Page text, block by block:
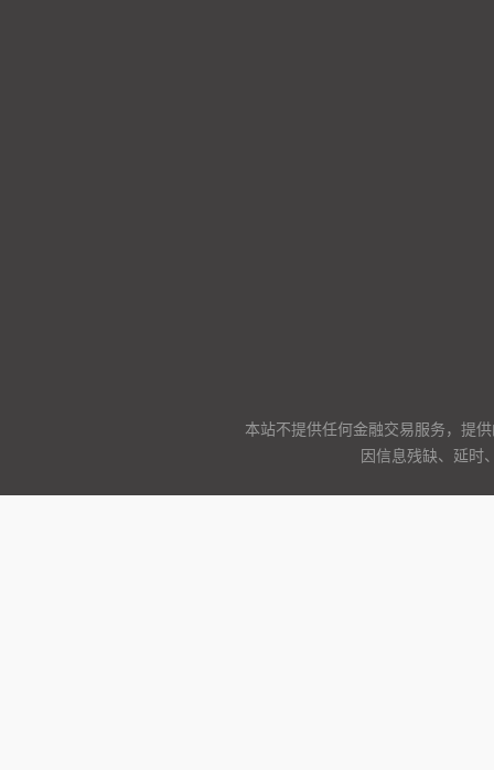
本站不提供任何金融交易服务，提
因信息残缺、延时